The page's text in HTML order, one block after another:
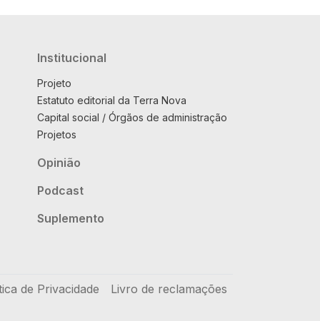
Institucional
Projeto
Estatuto editorial da Terra Nova
Capital social / Órgãos de administração
Projetos
Opinião
Podcast
Suplemento
de Privacidade Livro de reclamações